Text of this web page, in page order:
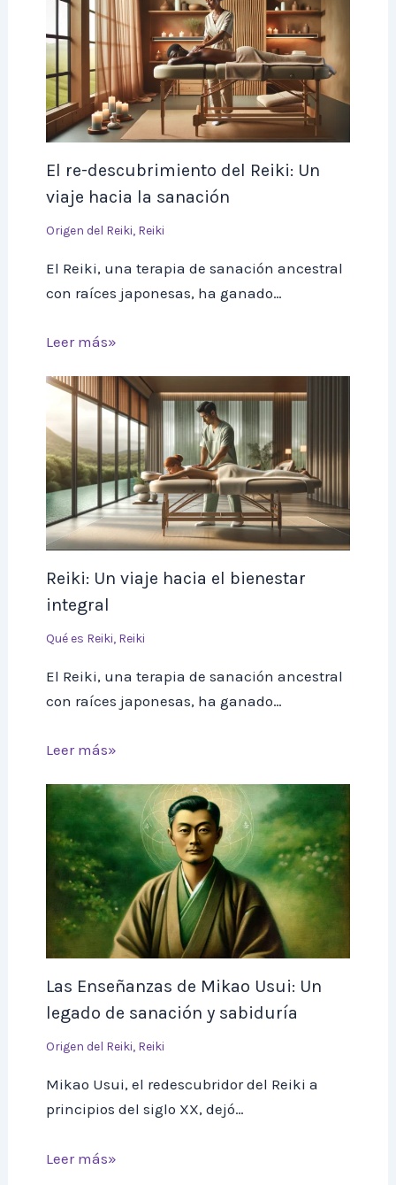
El re-descubrimiento del Reiki: Un
viaje hacia la sanación
Origen del Reiki, Reiki
El Reiki, una terapia de sanación ancestral
con raíces japonesas, ha ganado…
Leer más»
Reiki: Un viaje hacia el bienestar
integral
Qué es Reiki, Reiki
El Reiki, una terapia de sanación ancestral
con raíces japonesas, ha ganado…
Leer más»
Las Enseñanzas de Mikao Usui: Un
legado de sanación y sabiduría
Origen del Reiki, Reiki
Mikao Usui, el redescubridor del Reiki a
principios del siglo XX, dejó…
Leer más»